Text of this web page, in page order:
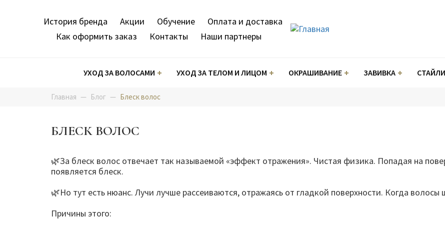
Основная
навигация
История бренда Акции Обучение
Оплата и доставка
Как оформить заказ
Контакты Наши партнеры
УХОД ЗА ВОЛОСАМИ
Маски
Бальзамы
Несмываемый уход
Reviline
Термошапки
УХОД ЗА ТЕЛОМ И ЛИЦОМ
Маски
Мицеллярные воды
Сыворотки
ОКРАШИВАНИЕ
Окислители (оксиды)
Краски-маски
ЗАВИВКА
Фиксаторы-нейтрализаторы
Крема для укладки волос
Лаки для укладки волос
Главная Блог Блеск волос
БЛЕСК ВОЛОС
🌿За блеск волос отвечает так называемой «эффект отражения». Чистая физика. Попадая на
появляется блеск.
🌿Но тут есть нюанс. Лучи лучше рассеиваются, отражаясь от гладкой поверхности. Когда
Причины этого: